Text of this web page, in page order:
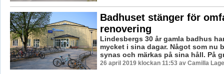
Badhuset stänger för
renovering
Lindesbergs 30 år gamla badhus
mycket i sina dagar. Något som nu
synas och märkas på sina håll. På
26 april 2019 klockan 11:53 av Camilla